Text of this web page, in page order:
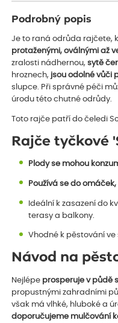
Podrobný popis
Je to raná odrůda rajčete,
protaženými, oválnými až
zralosti nádhernou,sytě
hroznech, jsou odolné vůči
slupce. Při správné péči
úrodu této chutné odrůdy.
Toto rajče patří do čeledi
Rajče tyčkové
Plody se mohou
Používá se do
Ideální k zasazení do
terasy a balkony.
Vhodné k pěstování ve
Návod na
Nejlépe prosperuje v půdě
propustnými zahradními
však má vlhké, hluboké a
doporučujeme mulčování